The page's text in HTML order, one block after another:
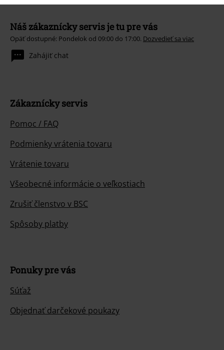
Náš zákaznícky servis je tu pre vás
Opäť dostupné: Pondelok od 09:00 do 17:00. Dozvedieť sa viac
Zahájiť chat
Zákaznícky servis
Pomoc / FAQ
Podmienky vrátenia tovaru
Vrátenie tovaru
Všeobecné informácie o veľkostiach
Zrušiť členstvo v BSC
Spôsoby platby
Ponuky pre vás
Súťaž
Objednať darčekové poukazy